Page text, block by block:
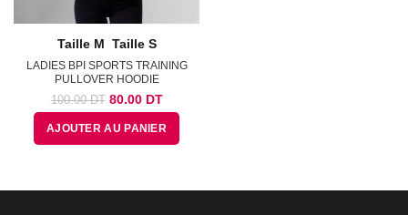
Taille M Taille S
LADIES BPI SPORTS TRAINING
PULLOVER HOODIE
100.00DT Le
prix
initial
était :
80.00DTLe
prix
actuel
est :
AJOUTER AU PANIER